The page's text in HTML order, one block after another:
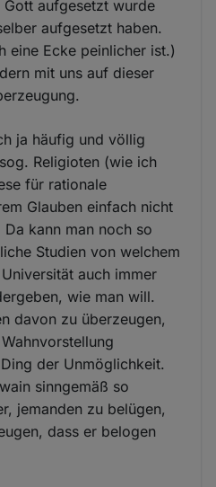
aufgesetzt wurde
aufgesetzt haben.
eine Ecke peinlicher ist.)
mit uns auf dieser
ja häufig und völlig
Religioten (wie ich
für rationale
Glauben einfach nicht
kann man noch so
Studien von welchem
auch immer
wie man will.
davon zu überzeugen,
der Unmöglichkeit.
sinngemäß so
jemanden zu belügen,
dass er belogen